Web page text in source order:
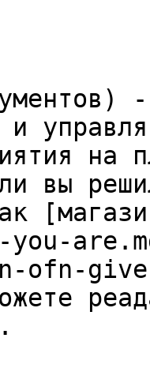
и
на
вы
you-